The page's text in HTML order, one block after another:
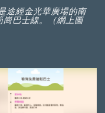
途經金光華廣場的南
崗巴士線。（網上圖